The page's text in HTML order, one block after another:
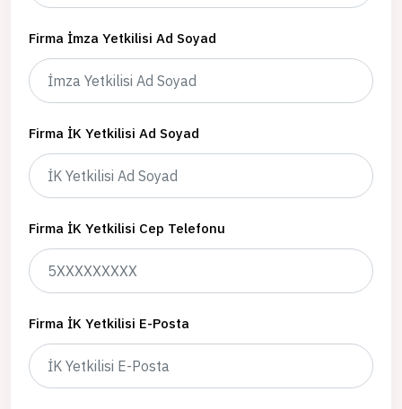
Firma İmza Yetkilisi Ad Soyad
Firma İK Yetkilisi Ad Soyad
Firma İK Yetkilisi Cep Telefonu
Firma İK Yetkilisi E-Posta